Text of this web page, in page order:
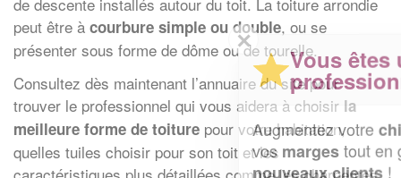
peut être à courbure simple ou double, ou se
présenter sous forme de dôme ou de tourelle.
Consultez dès maintenant l’annuaire du site pour
trouver le professionnel qui vous aidera à choisir la
meilleure forme de toiture pour votre habitation,
quelles tuiles choisir pour son toit et les
✕
Vous êtes un
professionnel ?
Augmentez votrechiffre d'affaireset
vosmargestout en gagnant de
nouveaux clients!